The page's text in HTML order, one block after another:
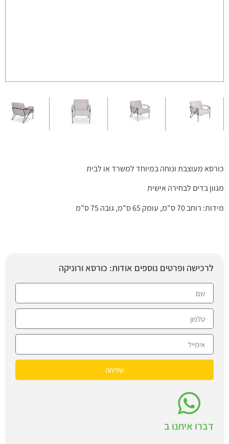
כורסא מעוצבת ונוחה במיוחד למשרד או לבית
מגוון בדים לבחירה אישית
מידות: רוחב 70 ס"מ, עומק 65 ס"מ, גובה 75 ס"מ
לרכישה ופרטים נוספים אודות: כורסא ורוניקה
שליחה
דברו איתנו ב